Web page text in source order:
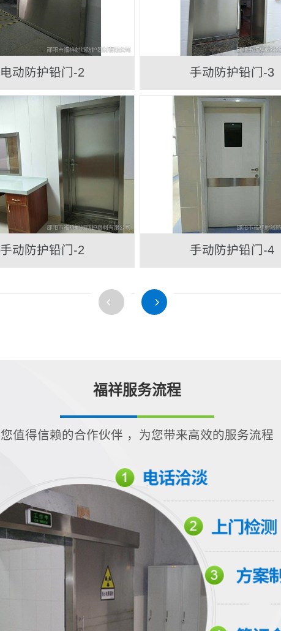
电动防护铅门-2
手动防护铅门-2
手动防护铅门-3
手动防护铅门-4
福祥服务流程
您值得信赖的合作伙伴 ，为您带来高效的服务流程